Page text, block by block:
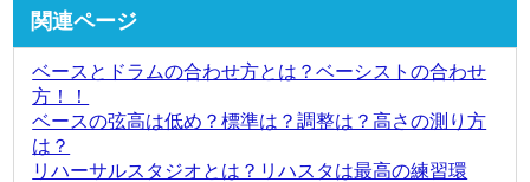
関連ページ
ベースとドラムの合わせ方とは？ベーシストの合わせ
方！！
ベースの弦高は低め？標準は？調整は？高さの測り方
は？
リハーサルスタジオとは？リハスタは最高の練習環